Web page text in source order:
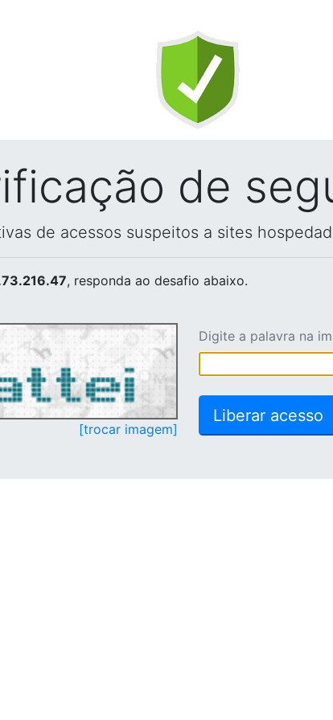
de
de acessos suspeitos a sites
, responda ao desafio abaixo.
[trocar imagem]
Digite a palavra na